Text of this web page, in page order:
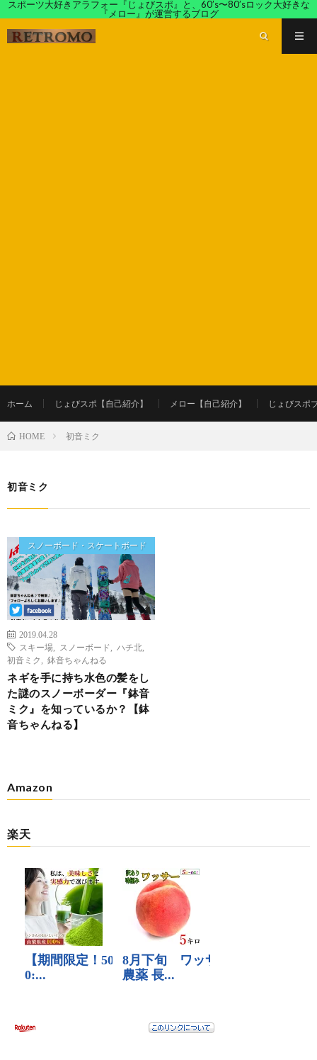
スポーツ大好きアラフォー『じょびスポ』と、60’s〜80’sロック大好きな
『メロー』が運営するブログ
ホーム じょびスポ【自己紹介】 メロー【自己紹介】 じょびスポ
HOME 初音ミク
初音ミク
スノーボード・スケートボード
2019.04.28
スキー場
スノーボード ハチ北
初音ミク
鉢音ちゃんねる
ネギを手に持ち水色の髪をし
た謎のスノーボーダー『鉢音
ミク』を知っているか？【鉢
音ちゃんねる】
Amazon
楽天